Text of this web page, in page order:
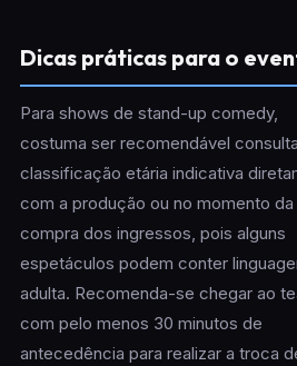
Dicas práticas para o
Para shows de stand-up comedy,
costuma ser recomendável
classificação etária indicativa
com a produção ou no momento da
compra dos ingressos, pois alguns
espetáculos podem conter
adulta. Recomenda-se chegar ao
com pelo menos 30 minutos de
antecedência para realizar a troca